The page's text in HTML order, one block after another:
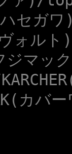
セガ
ォル
マッ
カ